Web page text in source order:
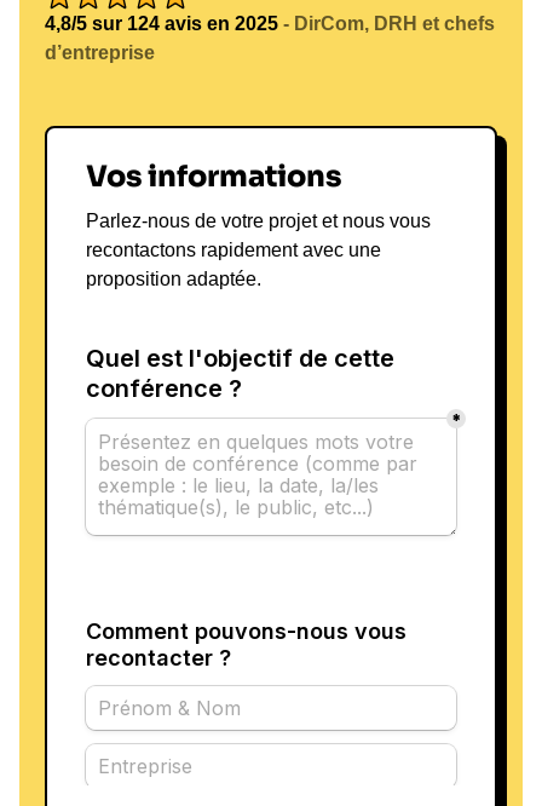
4,8/5 sur 124 avis en 2025 - DirCom, DRH et chefs
d’entreprise
Vos informations
Parlez-nous de votre projet et nous vous
recontactons rapidement avec une
proposition adaptée.